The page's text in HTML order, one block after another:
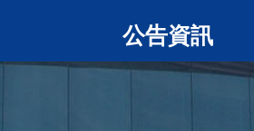
公告資訊